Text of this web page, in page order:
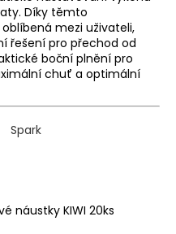
Díky těmto
mezi uživateli,
řešení pro přechod od
boční plnění pro
chuť a optimální
Spark
náustky KIWI 20ks